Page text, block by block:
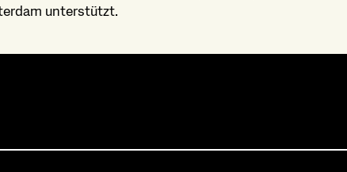
unterstützt.